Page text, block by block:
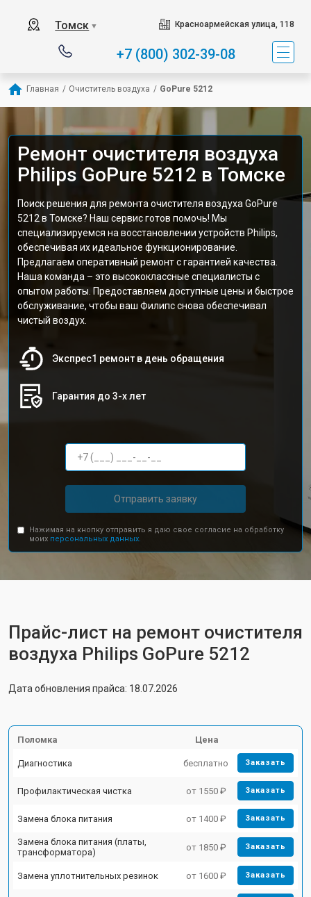
Томск ▼ Красноармейская улица, 118
+7 (800) 302-39-08
Главная / Очиститель воздуха / GoPure 5212
Ремонт очистителя воздуха
Philips GoPure 5212 в Томске
Поиск решения для ремонта очистителя воздуха GoPure
5212 в Томске? Наш сервис готов помочь! Мы
специализируемся на восстановлении устройств Philips,
обеспечивая их идеальное функционирование.
Предлагаем оперативный ремонт с гарантией качества.
Наша команда – это высококлассные специалисты с
опытом работы. Предоставляем доступные цены и быстрое
обслуживание, чтобы ваш Филипс снова обеспечивал
чистый воздух.
Экспрес1 ремонт в день обращения
Гарантия до 3-х лет
Отправить заявку
Нажимая на кнопку отправить я даю свое согласие на обработку
моих персональных данных.
Прайс-лист на ремонт очистителя
воздуха Philips GoPure 5212
Дата обновления прайса: 18.07.2026
Поломка Цена
Диагностика бесплатно Заказать
Профилактическая чистка от 1550 ₽ Заказать
Замена блока питания от 1400 ₽ Заказать
Замена блока питания (платы,
трансформатора)
от 1850 ₽ Заказать
Замена уплотнительных резинок от 1600 ₽ Заказать